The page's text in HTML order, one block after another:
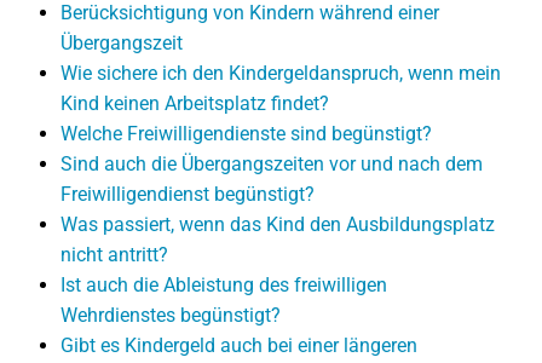
Berücksichtigung von Kindern während einer
Übergangszeit
Wie sichere ich den Kindergeldanspruch, wenn mein
Kind keinen Arbeitsplatz findet?
Welche Freiwilligendienste sind begünstigt?
Sind auch die Übergangszeiten vor und nach dem
Freiwilligendienst begünstigt?
Was passiert, wenn das Kind den Ausbildungsplatz
nicht antritt?
Ist auch die Ableistung des freiwilligen
Wehrdienstes begünstigt?
Gibt es Kindergeld auch bei einer längeren